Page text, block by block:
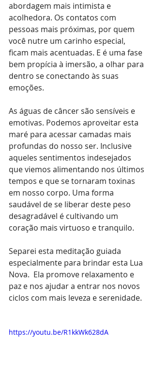
abordagem mais intimista e
acolhedora. Os contatos com
pessoas mais próximas, por quem
você nutre um carinho especial,
ficam mais acentuadas. E é uma fase
bem propícia à imersão, a olhar para
dentro se conectando às suas
emoções.
As águas de câncer são sensíveis e
emotivas. Podemos aproveitar esta
maré para acessar camadas mais
profundas do nosso ser. Inclusive
aqueles sentimentos indesejados
que viemos alimentando nos últimos
tempos e que se tornaram toxinas
em nosso corpo. Uma forma
saudável de se liberar deste peso
desagradável é cultivando um
coração mais virtuoso e tranquilo.
Separei esta meditação guiada
especialmente para brindar esta Lua
Nova.  Ela promove relaxamento e
paz e nos ajudar a entrar nos novos
ciclos com mais leveza e serenidade.
https://youtu.be/R1kkWk628dA